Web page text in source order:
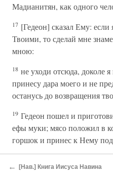
Мадианитян, как одного
17 [Гедеон] сказал Ему: если
Твоими, то сделай мне
мною:
18 не уходи отсюда, доколе
принесу дара моего и не
останусь до возвращения
19 Гедеон пошел и
ефы муки; мясо положил в
горшок и принес к Нему
и положи на сей камень, и
← [Нав.] Книга Иисуса Навина